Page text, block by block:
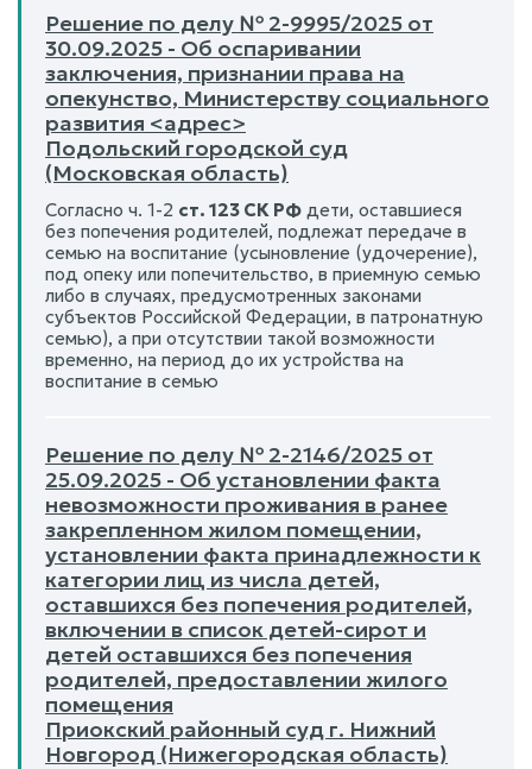
Решение по делу № 2-9995/2025 от
30.09.2025 - Об оспаривании
заключения, признании права на
опекунство, Министерству социального
развития <адрес>
Подольский городской суд
(Московская область)
Согласно ч. 1-2 ст. 123 СК РФ дети, оставшиеся
без попечения родителей, подлежат передаче в
семью на воспитание (усыновление (удочерение),
под опеку или попечительство, в приемную семью
либо в случаях, предусмотренных законами
субъектов Российской Федерации, в патронатную
семью), а при отсутствии такой возможности
временно, на период до их устройства на
воспитание в семью
Решение по делу № 2-2146/2025 от
25.09.2025 - Об установлении факта
невозможности проживания в ранее
закрепленном жилом помещении,
установлении факта принадлежности к
категории лиц из числа детей,
оставшихся без попечения родителей,
включении в список детей-сирот и
детей оставшихся без попечения
родителей, предоставлении жилого
помещения
Приокский районный суд г. Нижний
Новгород (Нижегородская область)